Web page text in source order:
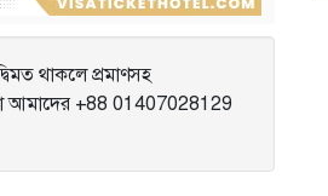
থাকলে প্রমাণসহ
আমাদের +88 01407028129